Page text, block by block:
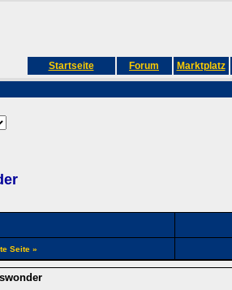
Startseite Forum Marktplatz
Seite »